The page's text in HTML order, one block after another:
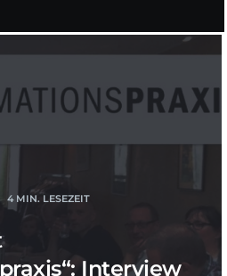
4 MIN. LESEZEIT
Interview